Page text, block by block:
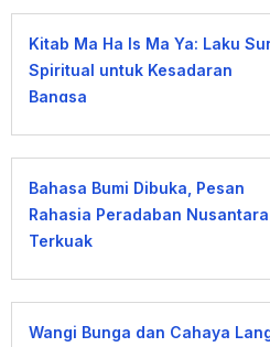
Kitab Ma Ha Is Ma Ya: Laku
Spiritual untuk Kesadaran
Bangsa
Bahasa Bumi Dibuka, Pesan
Rahasia Peradaban Nusantara
Terkuak
Wangi Bunga dan Cahaya